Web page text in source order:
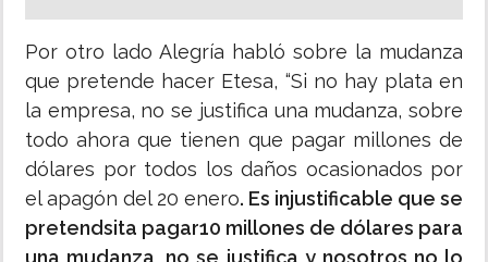
Por otro lado Alegría habló sobre la mudanza
que pretende hacer Etesa, “Si no hay plata en
la empresa, no se justifica una mudanza, sobre
todo ahora que tienen que pagar millones de
dólares por todos los daños ocasionados por
el apagón del 20 enero. Es injustificable que se
pretendsita pagar10 millones de dólares para
una mudanza, no se justifica y nosotros no lo